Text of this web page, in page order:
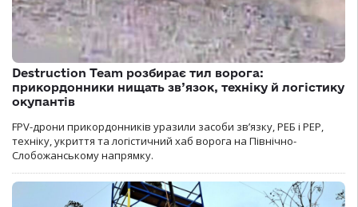
Destruction Team розбирає тил ворога:
прикордонники нищать зв’язок, техніку й логістику
окупантів
FPV-дрони прикордонників уразили засоби зв’язку, РЕБ і РЕР,
техніку, укриття та логістичний хаб ворога на Північно-
Слобожанському напрямку.